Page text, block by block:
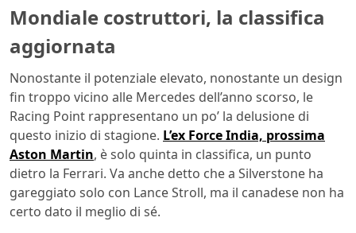
Mondiale costruttori, la classifica
aggiornata
Nonostante il potenziale elevato, nonostante un design
fin troppo vicino alle Mercedes dell’anno scorso, le
Racing Point rappresentano un po’ la delusione di
questo inizio di stagione. L’ex Force India, prossima
Aston Martin, è solo quinta in classifica, un punto
dietro la Ferrari. Va anche detto che a Silverstone ha
gareggiato solo con Lance Stroll, ma il canadese non ha
certo dato il meglio di sé.